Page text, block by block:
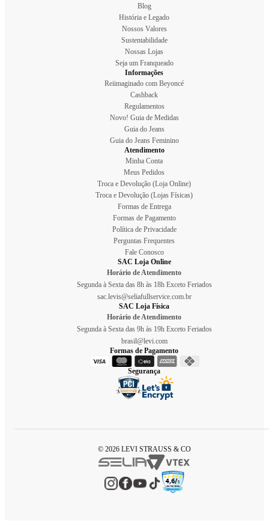
Blog
História e Legado
Nossos Valores
Sustentabilidade
Nossas Lojas
Seja um Franqueado
Informações
Reiimaginado com Beyoncé
Cashback
Regulamentos
Novo! Guia de Medidas
Guia do Jeans
Guia do Jeans Feminino
Atendimento
Minha Conta
Meus Pedidos
Troca e Devolução (Loja Online)
Troca e Devolução (Lojas Físicas)
Formas de Entrega
Formas de Pagamento
Política de Privacidade
Perguntas Frequentes
Fale Conosco
SAC Loja Online
Horário de Atendimento
Segunda à Sexta das 8h às 18h Exceto Feriados
sac.levis@seliafullservice.com.br
SAC Loja Física
Horário de Atendimento
Segunda à Sexta das 9h às 19h Exceto Feriados
brasil@levi.com
Formas de Pagamento
Segurança
© 2026 LEVI STRAUSS & CO